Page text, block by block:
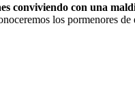
conviviendo con una
los pormenores